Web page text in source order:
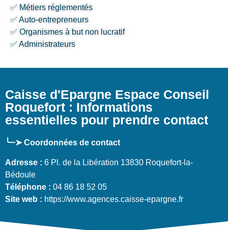
✅ Métiers réglementés
✅ Auto-entrepreneurs
✅ Organismes à but non lucratif
✅ Administrateurs
Caisse d'Epargne Espace Conseil
Roquefort : Informations
essentielles pour prendre contact
╰┈➤ Coordonnées de contact
Adresse : 6 Pl. de la Libération 13830 Roquefort-la-
Bédoule
Téléphone : 04 86 18 52 05
Site web : https://www.agences.caisse-epargne.fr